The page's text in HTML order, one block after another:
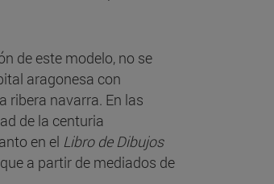
de este modelo, no se
aragonesa con
ribera navarra. En las
de la centuria
en el Libro de Dibujos
a partir de mediados de